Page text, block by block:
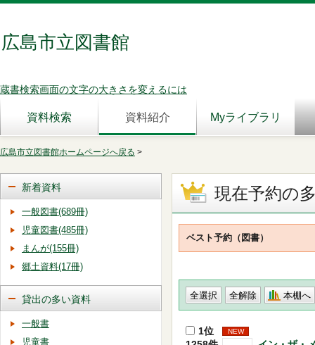
広島市立図書館
蔵書検索画面の文字の大きさを変えるには
資料検索 資料紹介 Myライブラリ
広島市立図書館ホームページへ戻る >
現在予約の
ベスト予約（図書）
本棚へ
1位
NEW
新着資料
一般図書(689冊)
児童図書(485冊)
まんが(155冊)
郷土資料(17冊)
貸出の多い資料
一般書
児童書